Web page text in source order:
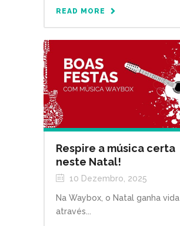
READ MORE
Respire a música certa
neste Natal!
10 Dezembro, 2025
Na Waybox, o Natal ganha vida
através...